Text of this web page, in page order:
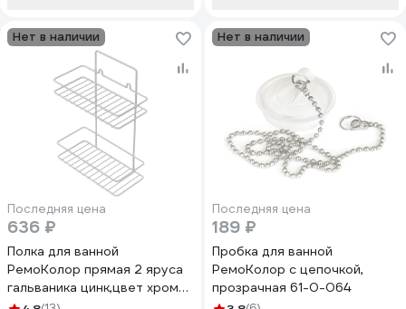
Нет в наличии
Последняя цена
636 ₽
Полка для ванной
РемоКолор прямая 2 яруса
гальваника цинк,цвет хром
67-0-657
Нет в наличии
Последняя цена
189 ₽
Пробка для ванной
РемоКолор с цепочкой,
прозрачная 61-0-064